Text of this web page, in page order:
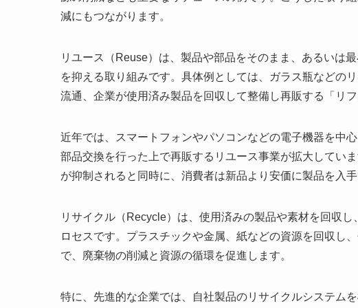
減にもつながります。
リユース（Reuse）は、製品や部品をそのまま、あるいは
を抑える取り組みです。具体例としては、ガラス瓶などの
流通、企業が使用済み製品を回収して整備し再販する「リ
近年では、スマートフォンやパソコンなどの電子機器を中
部品交換を行った上で再販するリユース事業が拡大してい
が抑制されると同時に、消費者は新品より安価に製品を入
リサイクル（Recycle）は、使用済みの製品や素材を回収
ロセスです。プラスチックや金属、紙などの資源を回収し
で、廃棄物の削減と資源の循環を促進します。
特に、先進的な企業では、自社製品のリサイクルシステム